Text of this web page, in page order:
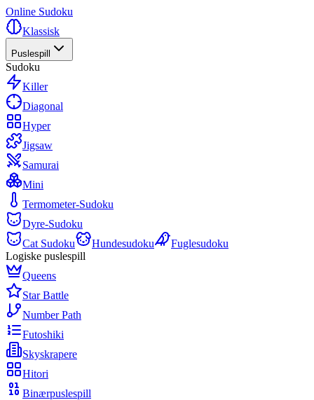
Online Sudoku
Klassisk
Puslespill
Sudoku
Killer
Diagonal
Hyper
Jigsaw
Samurai
Mini
Termometer-Sudoku
Dyre-Sudoku
Cat Sudoku
Hundesudoku
Fuglesudoku
Logiske puslespill
Queens
Star Battle
Number Path
Futoshiki
Skyskrapere
Hitori
Binærpuslespill